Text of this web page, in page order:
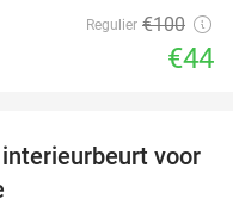
Regulier €100
€44
53%
voor